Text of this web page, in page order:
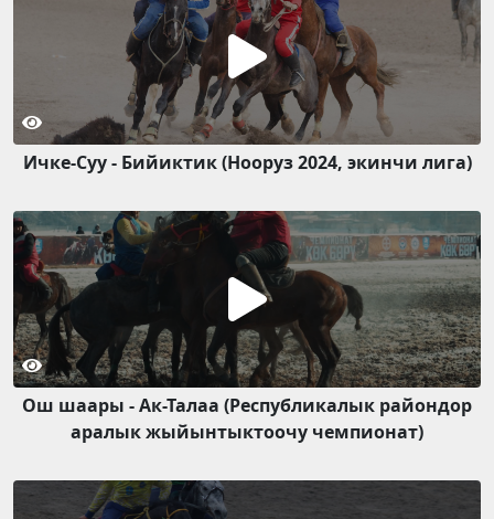
Ичке-Суу - Бийиктик (Нооруз 2024, экинчи лига)
Ош шаары - Ак-Талаа (Республикалык райондор
аралык жыйынтыктоочу чемпионат)